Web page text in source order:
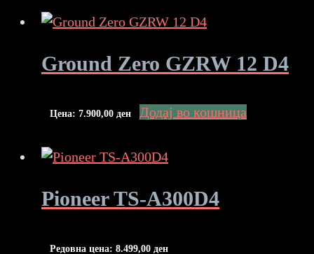
Ground Zero GZRW 12 D4
Цена: 7.900,00 ден Додај во кошница
Pioneer TS-A300D4
Редовна цена: 8.499,00 ден